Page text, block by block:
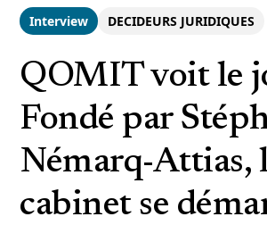
Interview DECIDEURS JURIDIQUES
QOMIT voit le
Fondé par
Némarq-Attias,
cabinet se